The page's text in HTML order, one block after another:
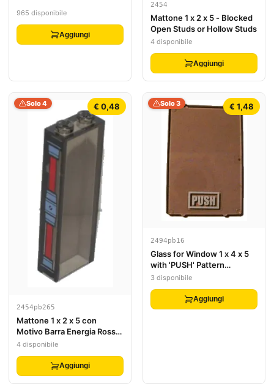
965 disponibile
Aggiungi
2454
Mattone 1 x 2 x 5 - Blocked
Open Studs or Hollow Studs
4 disponibile
Aggiungi
€ 0,48
Solo 4
2454pb265
Mattone 1 x 2 x 5 con
Motivo Barra Energia Rossa
(Adesivo) - Set 70596
4 disponibile
Aggiungi
€ 1,48
Solo 3
2494pb16
Glass for Window 1 x 4 x 5
with 'PUSH' Pattern
(Sticker) - Set 4513
3 disponibile
Aggiungi